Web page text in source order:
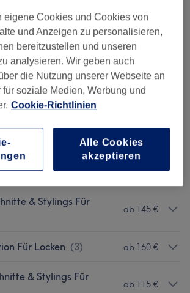
& Stylings ( 3) ab 28 €
Schnitte &
& Föhnen 5) ab 140 €
(3) ab 70 €
& Stylings Für
ab 145 €
Für Locken (3) ab 160 €
& Stylings Für
ab 115 €
eigene Cookies und Cookies von
und Anzeigen zu personalisieren,
bereitzustellen und unseren
analysieren. Wir geben auch
die Nutzung unserer Webseite an
für soziale Medien, Werbung und
Cookie-Richtlinien
Alle Cookies
akzeptieren